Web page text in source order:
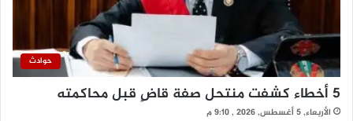
حوادث
5 أخطاء كشفت منتحل صفة قاضٍ قبل محاكمته
الأربعاء, 5 أغسطس, 2026 , 9:10 م